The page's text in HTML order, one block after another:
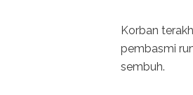
Korban
pembasmi
sembuh.